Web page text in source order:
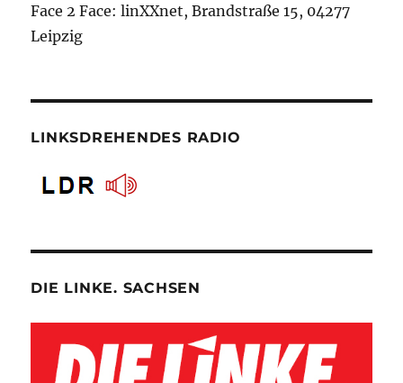
Face 2 Face: linXXnet, Brandstraße 15, 04277
Leipzig
LINKSDREHENDES RADIO
DIE LINKE. SACHSEN